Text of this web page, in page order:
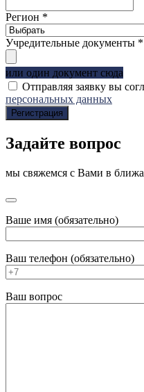
Регион *
Учредительные документы *
или один документ сюда
Отправляя заявку вы
персональных данных
Регистрация
Задайте вопрос
мы свяжемся с Вами в
Ваше имя (обязательно)
Ваш телефон (обязательно)
Ваш вопрос